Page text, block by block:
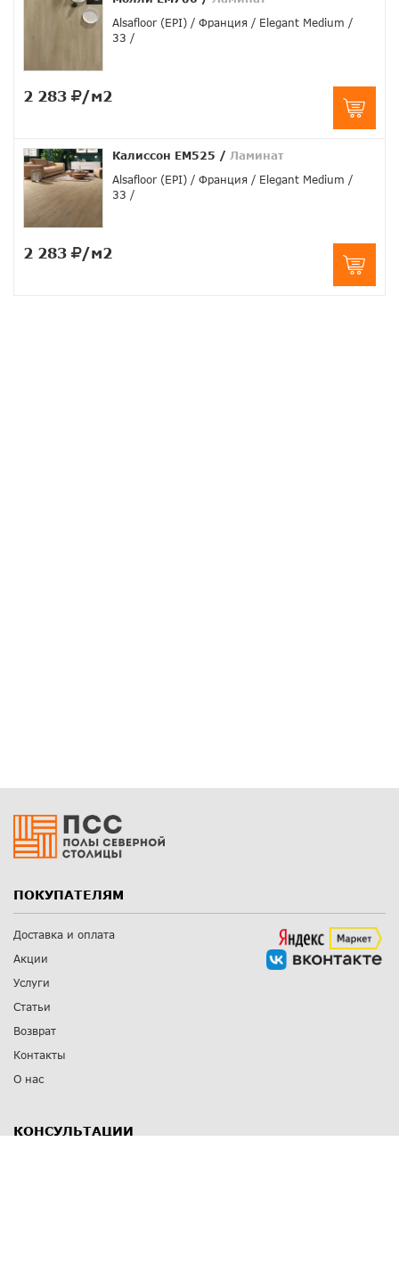
Alsafloor (EPI)
Франция
Elegant Medium
33
2 283 /м2
Калиссон EM525 / Ламинат
Alsafloor (EPI)
Франция
Elegant Medium
33
2 283 /м2
ПОКУПАТЕЛЯМ
Доставка и оплата
Акции
Услуги
Статьи
Возврат
Контакты
О нас
КОНСУЛЬТАЦИИ